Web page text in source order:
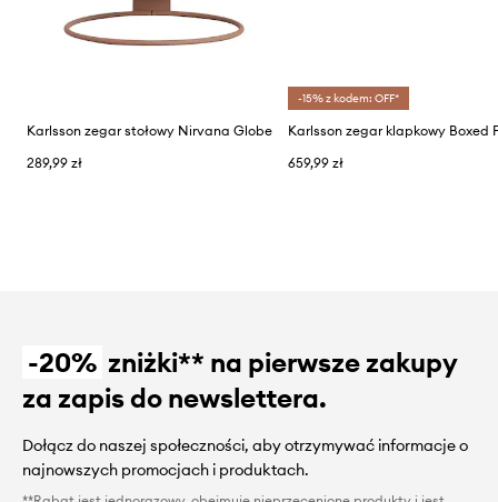
Karlsson zegar stołowy Nirvana Globe
289,99 zł
-15% z kodem: OFF*
Karlsson zegar klapkowy Boxed
659,99 zł
-20% zniżki** na pierwsze zakupy
za zapis do newslettera.
Dołącz do naszej społeczności, aby otrzymywać informacje o
najnowszych promocjach i produktach.